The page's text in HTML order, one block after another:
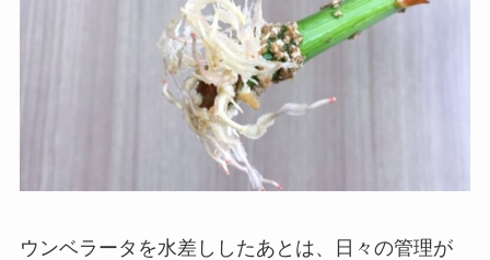
ウンベラータを水差ししたあとは、日々の管理が